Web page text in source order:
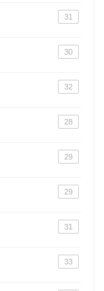
31
30
32
28
29
29
31
33